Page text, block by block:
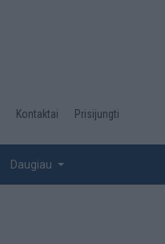
Kontaktai Prisijungti
Daugiau